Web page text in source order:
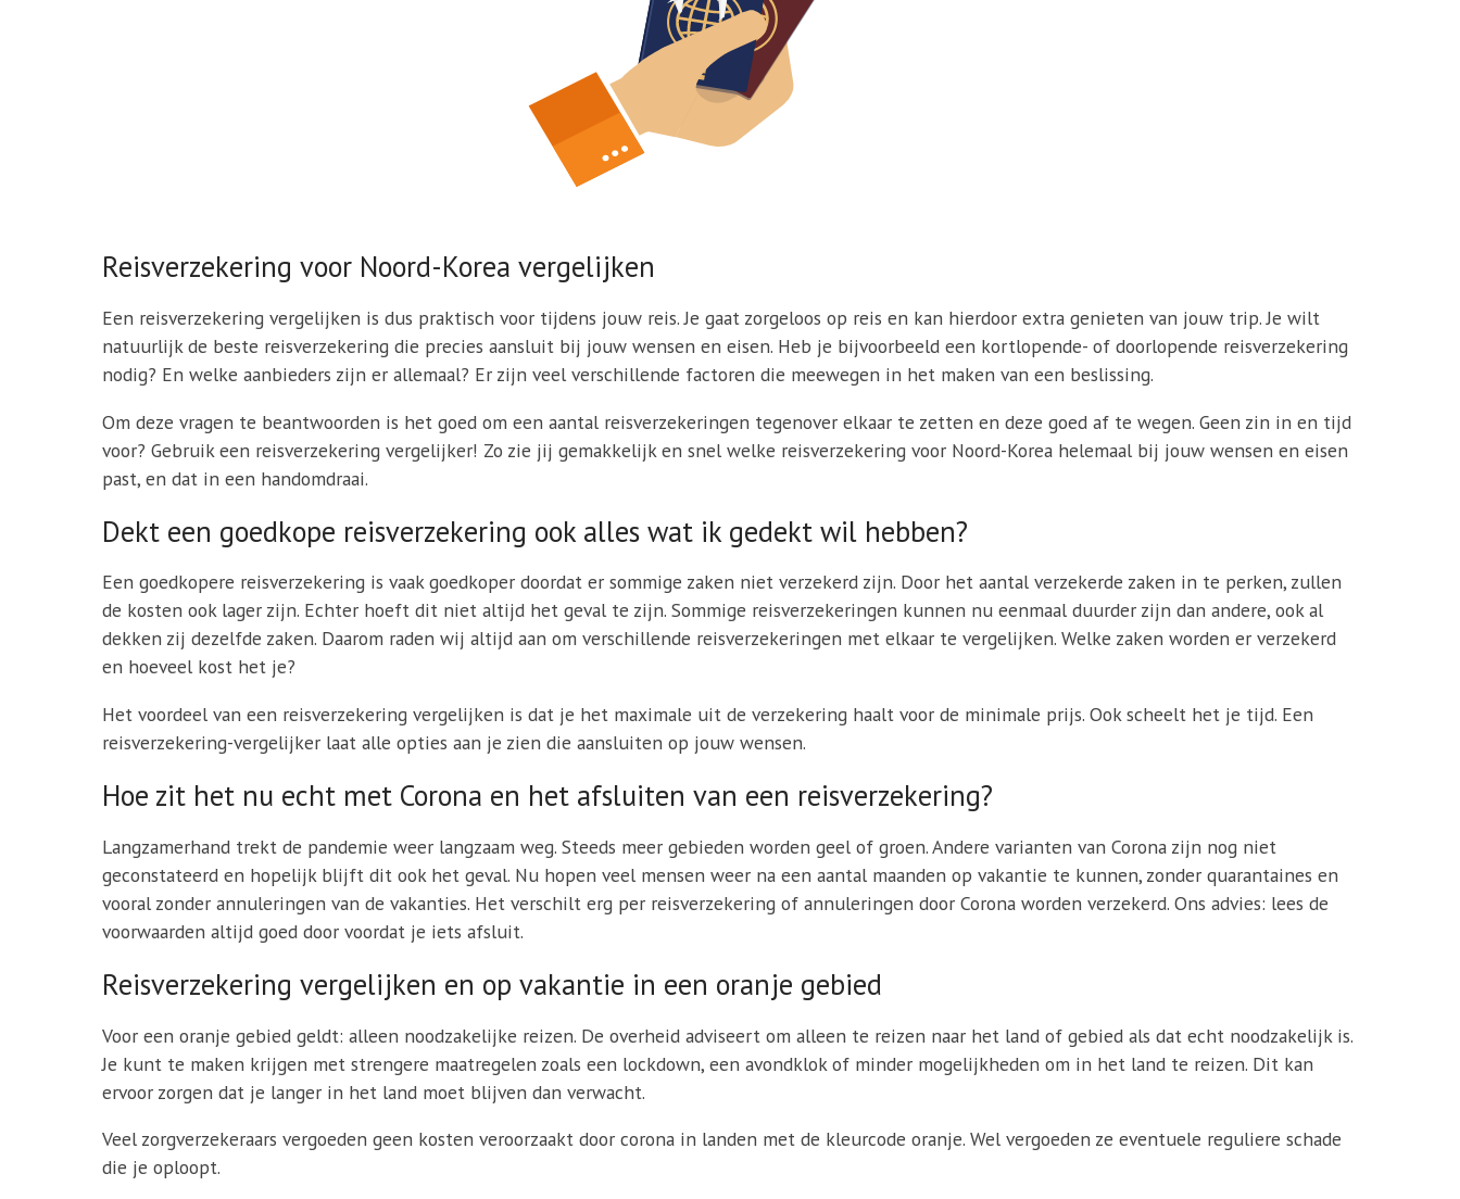
Reisverzekering voor Noord-Korea vergelijken
Een reisverzekering vergelijken is dus praktisch voor tijdens jouw reis. Je gaat zorgeloos op reis en kan hierdoor extra genieten van jouw trip. Je wilt
natuurlijk de beste reisverzekering die precies aansluit bij jouw wensen en eisen. Heb je bijvoorbeeld een kortlopende- of doorlopende reisverzekering
nodig? En welke aanbieders zijn er allemaal? Er zijn veel verschillende factoren die meewegen in het maken van een beslissing.
Om deze vragen te beantwoorden is het goed om een aantal reisverzekeringen tegenover elkaar te zetten en deze goed af te wegen. Geen zin in en tijd
voor? Gebruik een reisverzekering vergelijker! Zo zie jij gemakkelijk en snel welke reisverzekering voor Noord-Korea helemaal bij jouw wensen en eisen
past, en dat in een handomdraai.
Dekt een goedkope reisverzekering ook alles wat ik gedekt wil hebben?
Een goedkopere reisverzekering is vaak goedkoper doordat er sommige zaken niet verzekerd zijn. Door het aantal verzekerde zaken in te perken, zullen
de kosten ook lager zijn. Echter hoeft dit niet altijd het geval te zijn. Sommige reisverzekeringen kunnen nu eenmaal duurder zijn dan andere, ook al
dekken zij dezelfde zaken. Daarom raden wij altijd aan om verschillende reisverzekeringen met elkaar te vergelijken. Welke zaken worden er verzekerd
en hoeveel kost het je?
Het voordeel van een reisverzekering vergelijken is dat je het maximale uit de verzekering haalt voor de minimale prijs. Ook scheelt het je tijd. Een
reisverzekering-vergelijker laat alle opties aan je zien die aansluiten op jouw wensen.
Hoe zit het nu echt met Corona en het afsluiten van een reisverzekering?
Langzamerhand trekt de pandemie weer langzaam weg. Steeds meer gebieden worden geel of groen. Andere varianten van Corona zijn nog niet
geconstateerd en hopelijk blijft dit ook het geval. Nu hopen veel mensen weer na een aantal maanden op vakantie te kunnen, zonder quarantaines en
vooral zonder annuleringen van de vakanties. Het verschilt erg per reisverzekering of annuleringen door Corona worden verzekerd. Ons advies: lees de
voorwaarden altijd goed door voordat je iets afsluit.
Reisverzekering vergelijken en op vakantie in een oranje gebied
Voor een oranje gebied geldt: alleen noodzakelijke reizen. De overheid adviseert om alleen te reizen naar het land of gebied als dat echt noodzakelijk is.
Je kunt te maken krijgen met strengere maatregelen zoals een lockdown, een avondklok of minder mogelijkheden om in het land te reizen. Dit kan
ervoor zorgen dat je langer in het land moet blijven dan verwacht.
Veel zorgverzekeraars vergoeden geen kosten veroorzaakt door corona in landen met de kleurcode oranje. Wel vergoeden ze eventuele reguliere schade
die je oploopt.